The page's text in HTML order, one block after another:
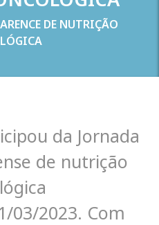
DE NUTRIÇÃO
da Jornada
de nutrição
03/2023. Com